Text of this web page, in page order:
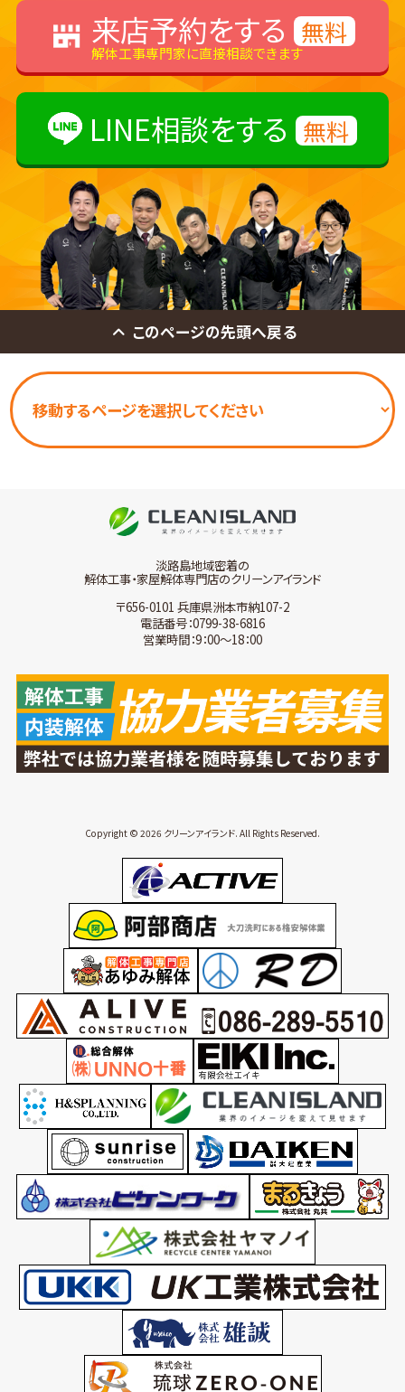
来店予約をする 無料
解体工事専門家に直接相談できます
LINE相談をする 無料
このページの先頭へ戻る
淡路島地域密着の
解体工事・家屋解体専門店のクリーンアイランド
〒656-0101 兵庫県洲本市納107-2
電話番号：0799-38-6816
営業時間：9：00～18：00
Copyright © 2026 クリーンアイランド. All Rights Reserved.